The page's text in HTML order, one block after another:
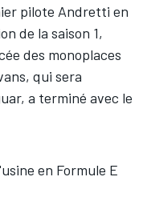
pilote Andretti en
de la saison 1,
des monoplaces
qui sera
, a terminé avec le
en Formule E